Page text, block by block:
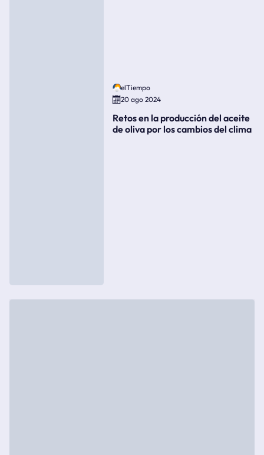
elTiempo
20 ago 2024
Retos en la producción del aceite
de oliva por los cambios del clima